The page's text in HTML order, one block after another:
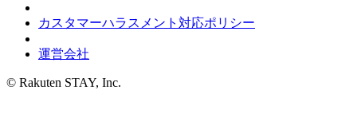
カスタマーハラスメント対応ポリシー
運営会社
© Rakuten STAY, Inc.